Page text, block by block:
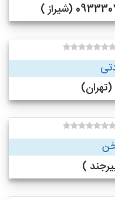
(شیراز )
(تهران)
)